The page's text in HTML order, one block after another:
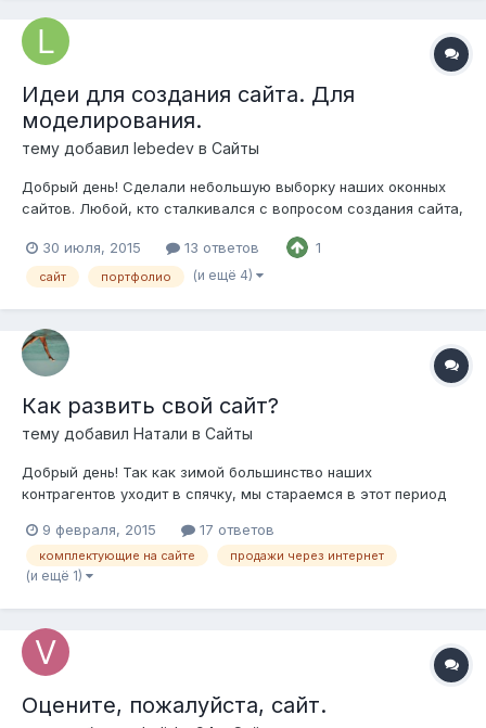
Идеи для создания сайта. Для
моделирования.
тему добавил lebedev в Сайты
Добрый день! Сделали небольшую выборку наших оконных
сайтов. Любой, кто сталкивался с вопросом создания сайта,
проектов, но с умом, помните у каждой работы есть свой
правообладатель. Ссылки на работы можно взять отсюда
30 июля, 2015 13 ответов 1
сайт портфолио (и ещё 4)
Как развить свой сайт?
тему добавил Нaтали в Сайты
Добрый день! Так как зимой большинство наших
контрагентов уходит в спячку, мы стараемся в этот период
доработать свой сайт. Опыта у меня в этой области совсем
нет, поэтому от меня требуется только показывать пальчиком
на интересные идеи, го...
9 февраля, 2015 17 ответов
комплектующие на сайте продажи через интернет
(и ещё 1)
Оцените, пожалуйста, сайт.